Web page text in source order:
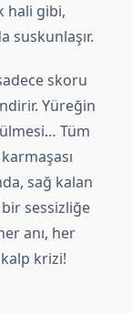
hali gibi,
suskunlaşır.
skoru
Yüreğin
Tüm
sağ kalan
sessizliğe
anı, her
krizi!